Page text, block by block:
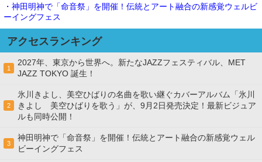
・神田明神で「命音祭」を開催！伝統とアート融合の新感覚ウェルビ
ーイングフェス
アクセスランキング
1
2027年、東京から世界へ。新たなJAZZフェスティバル、MET
JAZZ TOKYO 誕生！
2
氷川きよし、美空ひばりの名曲を歌い継ぐカバーアルバム「氷川
きよし 美空ひばりを歌う」が、9月2日発売決定！最新ビジュア
ルも同時公開！
3
神田明神で「命音祭」を開催！伝統とアート融合の新感覚ウェル
ビーイングフェス